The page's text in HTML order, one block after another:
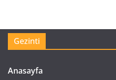
Gezinti
Anasayfa